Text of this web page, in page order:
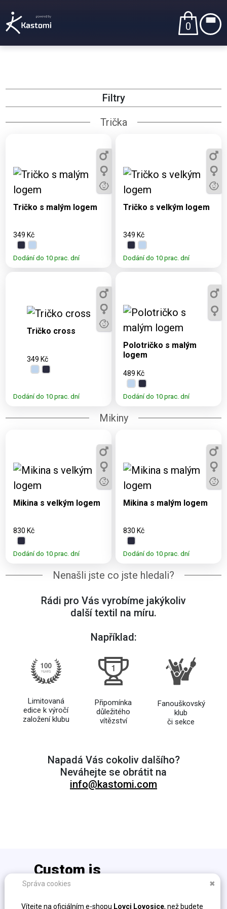
0
Filtry
Trička
Dostupné varianty:
3, 5, 7, 9, 11, S, M, L,
XL, XXL, 3XL
Tričko s malým logem
349 Kč
Dodání do 10 prac. dní
Dostupné varianty:
3, 5, 7, 9, 11, S, M, L,
XL, XXL, 3XL
Tričko s velkým logem
349 Kč
Dodání do 10 prac. dní
3, 5, 7, 9, 11,
S, M, L, XL,
Tričko cross
349 Kč
Dodání do 10 prac. dní
Dostupné varianty:
S, M, L, XL, XXL, 3XL
Polotričko s malým
logem
489 Kč
Dodání do 10 prac. dní
Mikiny
Dostupné varianty:
3, 5, 7, 9, 11, S, M, L,
XL, XXL, 3XL
Mikina s velkým logem
830 Kč
Dodání do 10 prac. dní
Dostupné varianty:
3, 5, 7, 9, 11, S, M, L,
XL, XXL, 3XL
Mikina s malým logem
830 Kč
Dodání do 10 prac. dní
Nenašli jste co jste hledali?
Rádi pro Vás vyrobíme jakýkoliv
další textil na míru.
Například:
Limitovaná
edice k výročí
založení klubu
Připomínka
důležitého
vítězství
Fanouškovský
klub
či sekce
Napadá Vás cokoliv dalšího?
Neváhejte se obrátit na
info@kastomi.com
Custom is
the new cool!
info@kastomi.com
Správa cookies ✖
Vítejte na oficiálním e-shopu Lovci Lovosice, než budete